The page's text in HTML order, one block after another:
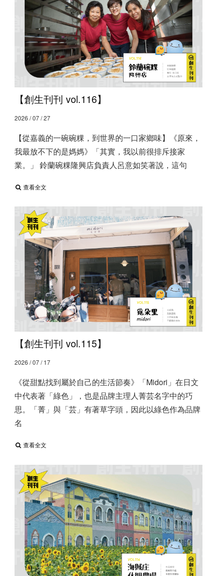
【創生刊刊 vol.116】
2026 / 07 / 27
【從嘉義的一碗碗粿，到世界的一口家鄉味】 ​ 《原來，
我最放不下的是媽媽》 ​ 「其實，我以前很排斥接家
業。」 鈴蘭碗粿隆興店負責人呂意如笑著說，這句
查看全文
【創生刊刊 vol.115】
2026 / 07 / 17
《從甜點找到屬於自己的生活節奏》 ​ 「Midori」在日文
中代表著「綠色」，也是品牌主理人菁芸名字中的巧
思。「菁」與「芸」有著草字頭，因此以綠色作為品牌
名
查看全文